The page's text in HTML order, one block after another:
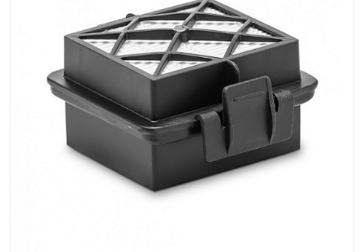
Halı Yıkama Makine Parçaları
Zemin Temizlik Makine Parçaları
Kimyasallar Deterjanlar
Tüm Kategorileri Gör